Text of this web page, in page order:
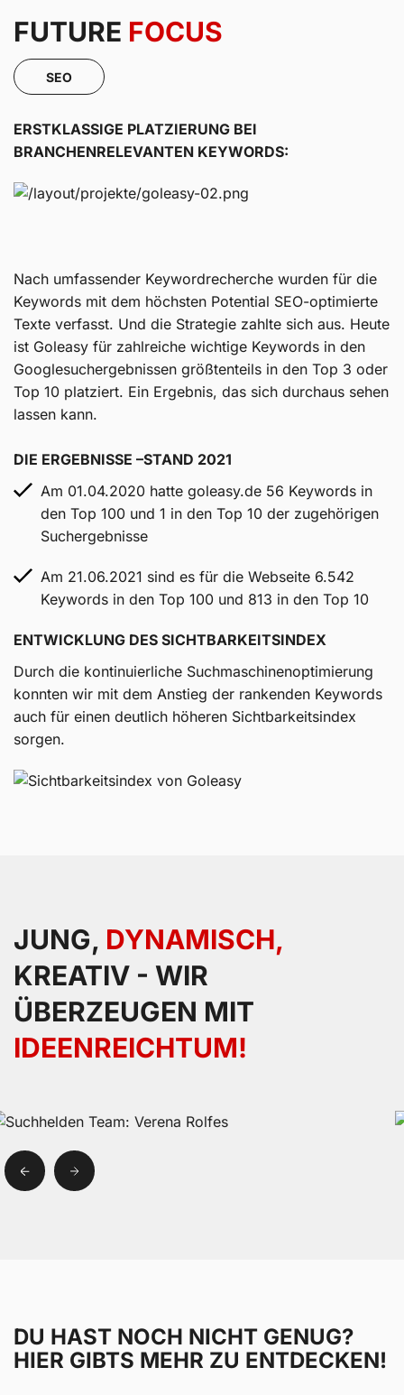
FUTURE FOCUS
SEO
ERSTKLASSIGE PLATZIERUNG BEI
BRANCHENRELEVANTEN KEYWORDS:
Nach umfassender Keywordrecherche wurden für die
Keywords mit dem höchsten Potential SEO-optimierte
Texte verfasst. Und die Strategie zahlte sich aus. Heute
ist Goleasy für zahlreiche wichtige Keywords in den
Googlesuchergebnissen größtenteils in den Top 3 oder
Top 10 platziert. Ein Ergebnis, das sich durchaus sehen
lassen kann.
DIE ERGEBNISSE –STAND 2021
Am 01.04.2020 hatte goleasy.de 56 Keywords in
den Top 100 und 1 in den Top 10 der zugehörigen
Suchergebnisse
Am 21.06.2021 sind es für die Webseite 6.542
Keywords in den Top 100 und 813 in den Top 10
ENTWICKLUNG DES SICHTBARKEITSINDEX
Durch die kontinuierliche Suchmaschinenoptimierung
konnten wir mit dem Anstieg der rankenden Keywords
auch für einen deutlich höheren Sichtbarkeitsindex
sorgen.
JUNG, DYNAMISCH,
KREATIV - WIR
ÜBERZEUGEN MIT
IDEENREICHTUM!
DU HAST NOCH NICHT GENUG?
HIER GIBTS MEHR ZU ENTDECKEN!